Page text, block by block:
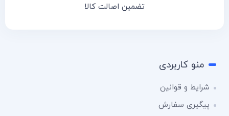
تضمین اصالت کالا
منو کاربردی
شرایط و قوانین
پیگیری سفارش